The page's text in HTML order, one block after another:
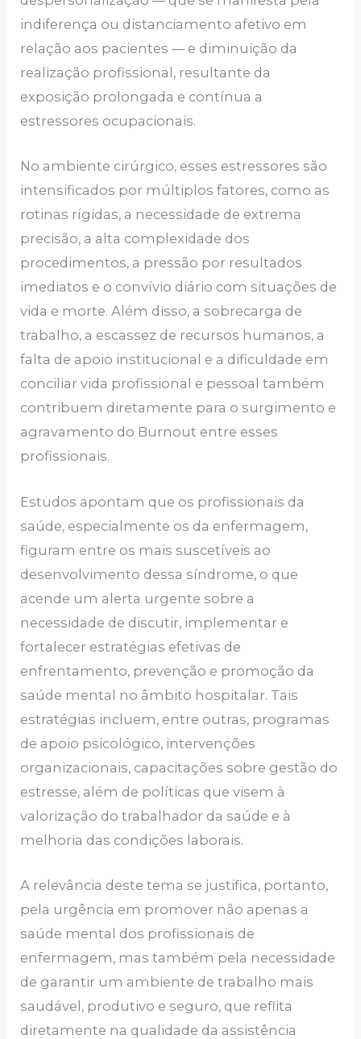
indiferença ou distanciamento afetivo em
relação aos pacientes — e diminuição da
realização profissional, resultante da
exposição prolongada e contínua a
estressores ocupacionais.
No ambiente cirúrgico, esses estressores são
intensificados por múltiplos fatores, como as
rotinas rígidas, a necessidade de extrema
precisão, a alta complexidade dos
procedimentos, a pressão por resultados
imediatos e o convívio diário com situações de
vida e morte. Além disso, a sobrecarga de
trabalho, a escassez de recursos humanos, a
falta de apoio institucional e a dificuldade em
conciliar vida profissional e pessoal também
contribuem diretamente para o surgimento e
agravamento do Burnout entre esses
profissionais.
Estudos apontam que os profissionais da
saúde, especialmente os da enfermagem,
figuram entre os mais suscetíveis ao
desenvolvimento dessa síndrome, o que
acende um alerta urgente sobre a
necessidade de discutir, implementar e
fortalecer estratégias efetivas de
enfrentamento, prevenção e promoção da
saúde mental no âmbito hospitalar. Tais
estratégias incluem, entre outras, programas
de apoio psicológico, intervenções
organizacionais, capacitações sobre gestão do
estresse, além de políticas que visem à
valorização do trabalhador da saúde e à
melhoria das condições laborais.
A relevância deste tema se justifica, portanto,
pela urgência em promover não apenas a
saúde mental dos profissionais de
enfermagem, mas também pela necessidade
de garantir um ambiente de trabalho mais
saudável, produtivo e seguro, que reflita
diretamente na qualidade da assistência